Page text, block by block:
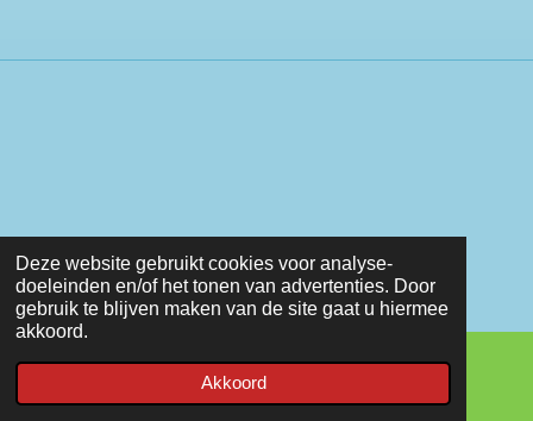
Deze website gebruikt cookies voor analyse-
doeleinden en/of het tonen van advertenties. Door
gebruik te blijven maken van de site gaat u hiermee
akkoord.
Akkoord